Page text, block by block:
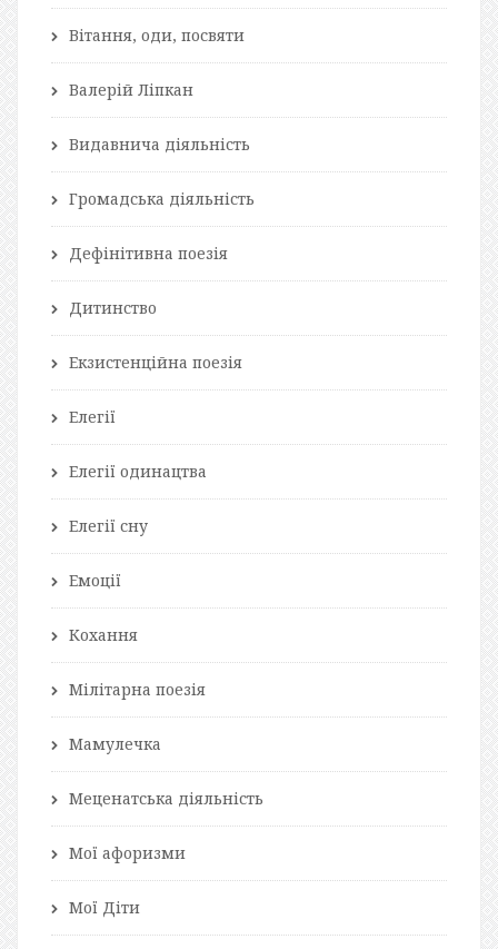
Вітання, оди, посвяти
Валерій Ліпкан
Видавнича діяльність
Громадська діяльність
Дефінітивна поезія
Дитинство
Екзистенційна поезія
Елегії
Елегії одинацтва
Елегії сну
Емоції
Кохання
Мілітарна поезія
Мамулечка
Меценатська діяльність
Мої афоризми
Мої Діти